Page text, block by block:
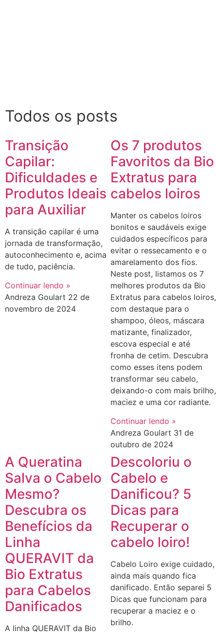
Todos os posts
Transição
Capilar:
Dificuldades e
Produtos Ideais
para Auxiliar
A transição capilar é uma
jornada de transformação,
autoconhecimento e, acima
de tudo, paciência.
Continuar lendo »
Andreza Goulart 22 de
novembro de 2024
Os 7 produtos
Favoritos da Bio
Extratus para
cabelos loiros
Manter os cabelos loiros
bonitos e saudáveis exige
cuidados específicos para
evitar o ressecamento e o
amarelamento dos fios.
Neste post, listamos os 7
melhores produtos da Bio
Extratus para cabelos loiros,
com destaque para o
shampoo, óleos, máscara
matizante, finalizador,
escova especial e até
fronha de cetim. Descubra
como esses itens podem
transformar seu cabelo,
deixando-o com mais brilho,
maciez e uma cor radiante.
Continuar lendo »
Andreza Goulart 31 de
outubro de 2024
A Queratina
Salva o Cabelo
Mesmo?
Descubra os
Benefícios da
Linha
QUERAVIT da
Bio Extratus
para Cabelos
Danificados
A linha QUERAVIT da Bio
Descoloriu o
Cabelo e
Danificou? 5
Dicas para
Recuperar o
cabelo loiro!
Cabelo Loiro exige cuidado,
ainda mais quando fica
danificado. Então separei 5
Dicas que funcionam para
recuperar a maciez e o
brilho.